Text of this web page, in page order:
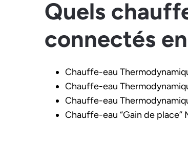
Quels
connectés
Chauffe-eau
Chauffe-eau
Chauffe-eau
Chauffe-eau “Gain de place”